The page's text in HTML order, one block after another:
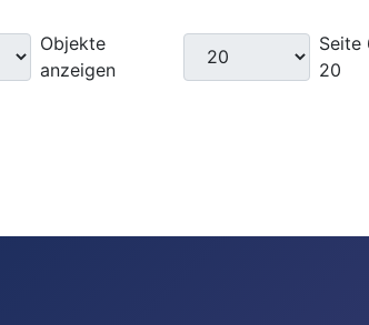
Objekte
anzeigen
Seite
20